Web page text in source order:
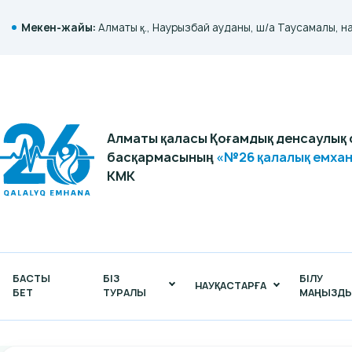
Мекен-жайы: Алматы қ., Наурызбай ауданы, ш/а Таусамалы,
Алматы қаласы Қоғамдық денсаулық
басқармасының«№26 қалалық
КМК
БАСТЫ
БЕТ
БІЗ
ТУРАЛЫ
НАУҚАСТАРҒА
БІЛУ